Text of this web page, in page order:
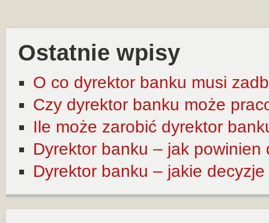
Ostatnie wpisy
O co dyrektor banku musi
Czy dyrektor banku może
Ile może zarobić dyrektor
Dyrektor banku – jak
Dyrektor banku – jakie